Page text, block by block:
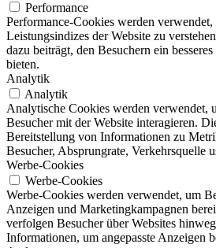
Performance
Performance-Cookies werden
Leistungsindizes der Website zu
dazu beiträgt, den Besuchern ein
bieten.
Analytik
Analytik
Analytische Cookies werden verwendet,
Besucher mit der Website interagieren.
Bereitstellung von Informationen zu
Besucher, Absprungrate, Verkehrsquelle
Werbe-Cookies
Werbe-Cookies
Werbe-Cookies werden verwendet, um
Anzeigen und Marketingkampagnen
verfolgen Besucher über Websites
Informationen, um angepasste Anzeigen